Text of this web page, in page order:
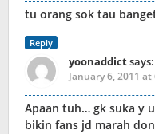
tu orang sok tau
Reply
yoonaddictsays:
January 6, 2011 at
Apaan tuh… gk suka y
bikin fans jd marah